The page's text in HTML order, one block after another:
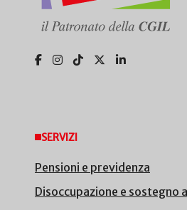
SERVIZI
Pensioni e previdenza
Disoccupazione e sostegno